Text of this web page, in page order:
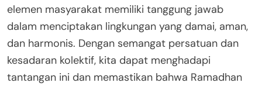
elemen masyarakat memiliki tanggung jawab
dalam menciptakan lingkungan yang damai, aman,
dan harmonis. Dengan semangat persatuan dan
kesadaran kolektif, kita dapat menghadapi
tantangan ini dan memastikan bahwa Ramadhan